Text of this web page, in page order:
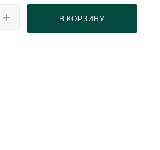
В КОРЗИНУ